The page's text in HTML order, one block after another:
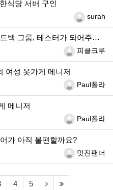
식당 서버 구인
등록자surah
그룹, 테스터가 되어주세요…
등록자피클크루
여성 옷가게 메니저
등록자Paul폴라
메니저
등록자Paul폴라
가 아직 불편할까요?
등록자멋진팬더
4 5 (next)